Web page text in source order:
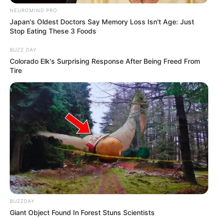
(foto: instagram/hi_sseulgi)
NEUROMIND PRO
Japan's Oldest Doctors Say Memory Loss Isn't Age: Just
Stop Eating These 3 Foods
BUZZ DAY
Colorado Elk's Surprising Response After Being Freed From
Tire
BUZZDAY
Giant Object Found In Forest Stuns Scientists